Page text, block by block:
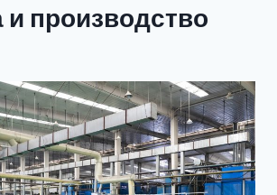
производство